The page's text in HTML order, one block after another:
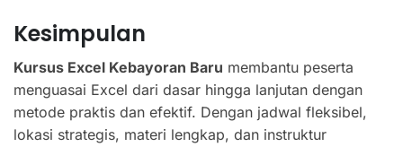
Kesimpulan
Kursus Excel Kebayoran Baru membantu peserta
menguasai Excel dari dasar hingga lanjutan dengan
metode praktis dan efektif. Dengan jadwal fleksibel,
lokasi strategis, materi lengkap, dan instruktur